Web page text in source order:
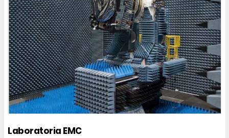
Laboratoria EMC